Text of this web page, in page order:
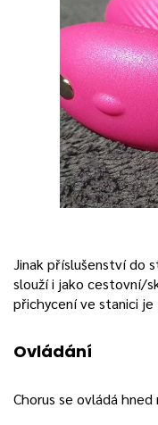
Jinak příslušenství do
slouží i jako cestovní/
přichycení ve stanici
Ovládání
Chorus se ovládá hned